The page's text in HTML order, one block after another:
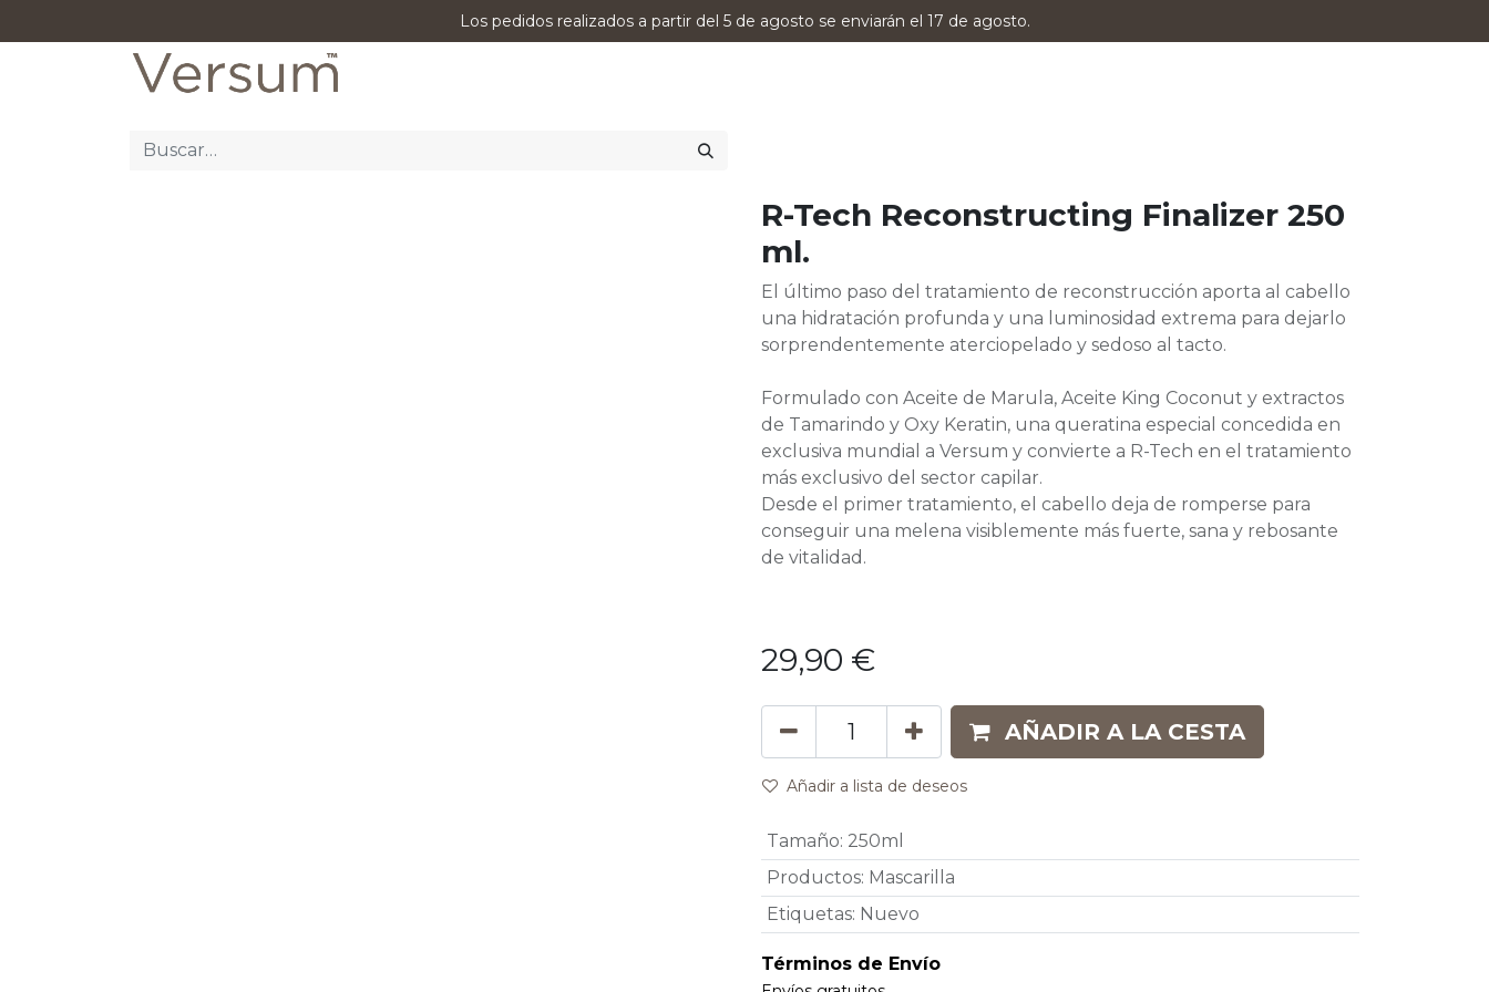
Los pedidos realizados a partir del 5 de agosto se enviarán el 17 de agosto.
R-Tech Reconstructing Finalizer 250
ml.
El último paso del tratamiento de reconstrucción aporta al cabello
una hidratación profunda y una luminosidad extrema para dejarlo
sorprendentemente aterciopelado y sedoso al tacto.
Formulado con Aceite de Marula, Aceite King Coconut y extractos
de Tamarindo y Oxy Keratin, una queratina especial concedida en
exclusiva mundial a Versum y convierte a R-Tech en el tratamiento
más exclusivo del sector capilar.
Desde el primer tratamiento, el cabello deja de romperse para
conseguir una melena visiblemente más fuerte, sana y rebosante
de vitalidad.
29,90 €
AÑADIR A LA CESTA
Añadir a lista de deseos
Tamaño: 250ml
Productos: Mascarilla
Etiquetas: Nuevo
Términos de Envío